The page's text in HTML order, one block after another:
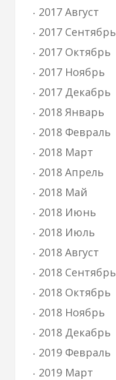
2017 Август
2017 Сентябрь
2017 Октябрь
2017 Ноябрь
2017 Декабрь
2018 Январь
2018 Февраль
2018 Март
2018 Апрель
2018 Май
2018 Июнь
2018 Июль
2018 Август
2018 Сентябрь
2018 Октябрь
2018 Ноябрь
2018 Декабрь
2019 Февраль
2019 Март